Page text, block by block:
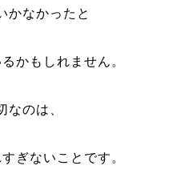
かなかったと
かもしれません。
なのは、
ぎないことです。